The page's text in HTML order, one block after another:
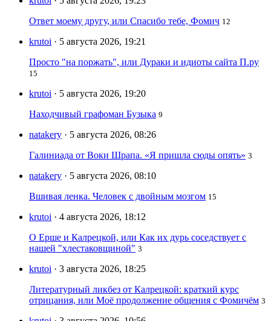
Ответ моему другу, или Спасибо тебе, Фомич 12
krutoi · 5 августа 2026, 19:21
Просто "на поржать", или Дураки и идиоты сайта П.ру
15
krutoi · 5 августа 2026, 19:20
Находчивый графоман Бузыка 9
natakery · 5 августа 2026, 08:26
Галиниада от Воки Шрапа. «Я пришла сюды опять» 3
natakery · 5 августа 2026, 08:10
Вшивая ленка. Человек с двойным мозгом 15
krutoi · 4 августа 2026, 18:12
О Ерше и Калрецкой, или Как их дурь соседствует с
нашей "хлестаковщиной" 3
krutoi · 3 августа 2026, 18:25
Литературный ликбез от Калрецкой: краткий курс
отрицания, или Моё продолжение общения с Фомичём 3